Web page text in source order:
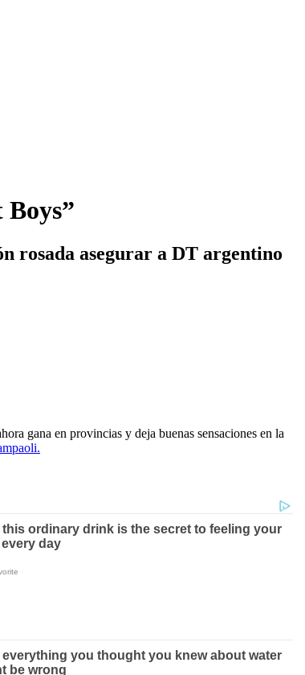
Boys”
rosada asegurar a DT argentino
gana en provincias y deja buenas sensaciones en la